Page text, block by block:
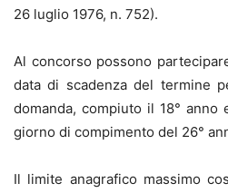
26 luglio 1976, n. 752).
Al concorso possono
data di scadenza del termine
domanda, compiuto il 18°
giorno di compimento del 26°
Il limite anagrafico massimo